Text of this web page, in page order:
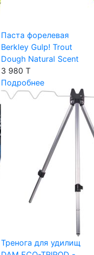
Паста форелевая
Berkley Gulp! Trout
Dough Natural Scent
3 980 T
Подробнее
Тренога для удилищ